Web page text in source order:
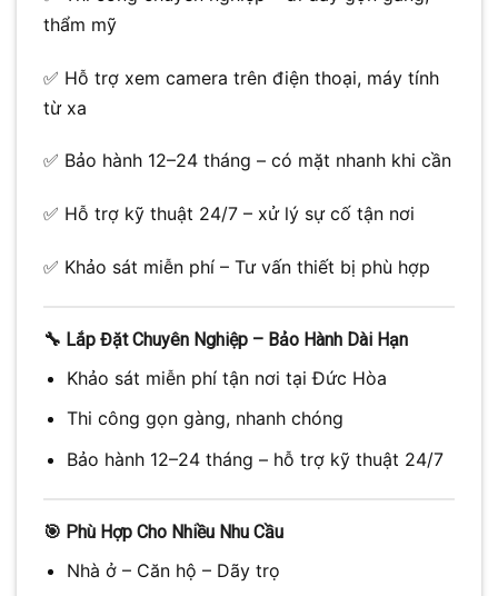
thẩm mỹ
✅ Hỗ trợ xem camera trên điện thoại, máy tính
từ xa
✅ Bảo hành 12–24 tháng – có mặt nhanh khi cần
✅ Hỗ trợ kỹ thuật 24/7 – xử lý sự cố tận nơi
✅ Khảo sát miễn phí – Tư vấn thiết bị phù hợp
🔧 Lắp Đặt Chuyên Nghiệp – Bảo Hành Dài Hạn
Khảo sát miễn phí tận nơi tại Đức Hòa
Thi công gọn gàng, nhanh chóng
Bảo hành 12–24 tháng – hỗ trợ kỹ thuật 24/7
🎯 Phù Hợp Cho Nhiều Nhu Cầu
Nhà ở – Căn hộ – Dãy trọ